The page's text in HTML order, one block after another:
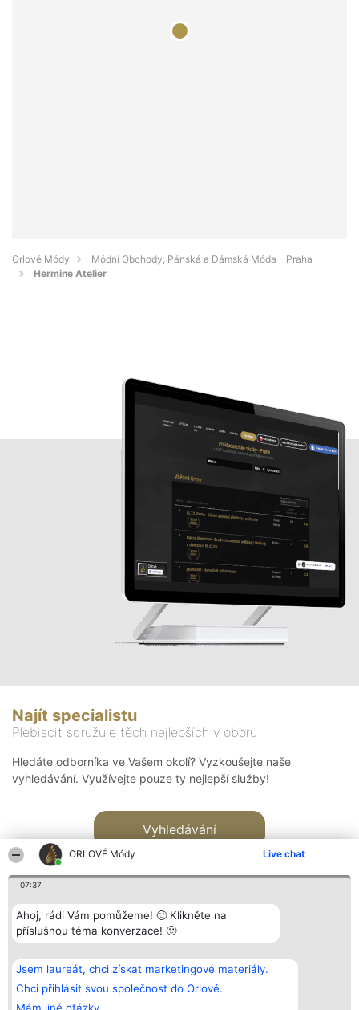
ORLOVÉ Módy Live chat
07:37
Ahoj, rádi Vám pomůžeme! 🙂 Klikněte na
příslušnou téma konverzace! 🙂
Jsem laureát, chci získat marketingové materiály.
Chci přihlásit svou společnost do Orlové.
Orlové Módy
Módní Obchody, Pánská a Dámská Móda - Praha
Hermine Atelier
Najít specialistu
Plebiscit sdružuje těch nejlepších v oboru
Hledáte odborníka ve Vašem okolí? Vyzkoušejte naše
vyhledávání. Využívejte pouze ty nejlepší služby!
Vyhledávání
Bright Side Solutions sp. z o.
o. sp. k.
ul. Ruska 22
Wrocław 50-079
KRS 0000749100 | Regon
Vítězové
Seznam všech
laureátů
Zásady
Kontakt